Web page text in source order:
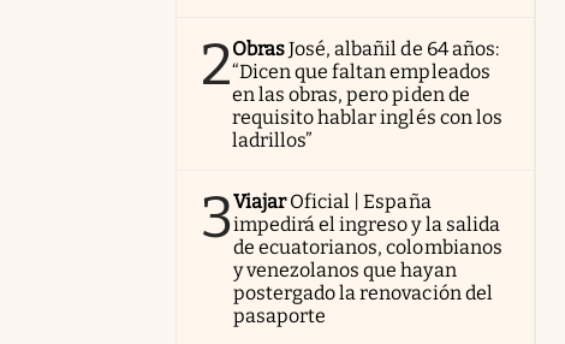
2ObrasJosé, albañil de 64 años:
“Dicen que faltan empleados
en las obras, pero piden de
requisito hablar inglés con los
ladrillos”
3Viajar Oficial | España
impedirá el ingreso y la salida
de ecuatorianos, colombianos
y venezolanos que hayan
postergado la renovación del
pasaporte